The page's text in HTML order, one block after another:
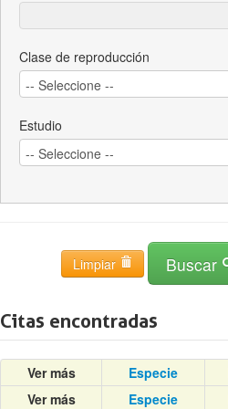
Clase de reproducción
Estudio
Limpiar Buscar
Citas encontradas
Ver más Especie
Ver más
Especie